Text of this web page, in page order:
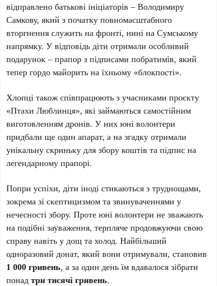
відправлено батькові ініціаторів – Володимиру
Самкову, який з початку повномасштабного
вторгнення служить на фронті, нині на Сумському
напрямку. У відповідь діти отримали особливий
подарунок – прапор з підписами побратимів, який
тепер гордо майорить на їхньому «блокпості».
Хлопці також співпрацюють з учасниками проєкту
«Птахи Люблинця», які займаються самостійним
виготовленням дронів. У них юні волонтери
придбали ще один апарат, а на згадку отримали
унікальну скриньку для збору коштів та підпис на
легендарному прапорі.
Попри успіхи, діти іноді стикаються з труднощами,
зокрема зі скептицизмом та звинуваченнями у
нечесності збору. Проте юні волонтери не зважають
на подібні зауваження, терпляче продовжуючи свою
справу навіть у дощ та холод. Найбільший
одноразовий донат, який вони отримували, становив
1 000 гривень, а за один день їм вдавалося зібрати
понадтри тисячі гривень.